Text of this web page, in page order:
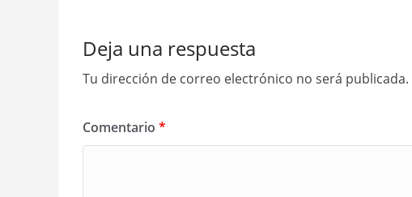
Deja una respuesta
Tu dirección de correo electrónico no será publicada.
Comentario *